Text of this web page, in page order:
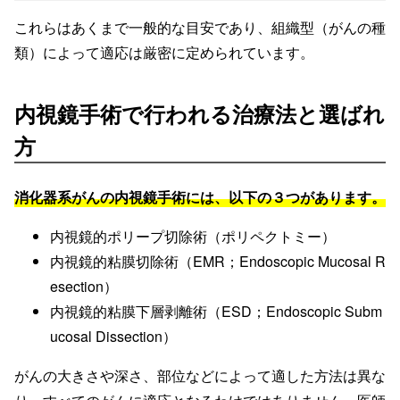
これらはあくまで一般的な目安であり、組織型（がんの種
類）によって適応は厳密に定められています。
内視鏡手術で行われる治療法と選ばれ
方
消化器系がんの内視鏡手術には、以下の３つがあります。
内視鏡的ポリープ切除術（ポリペクトミー）
内視鏡的粘膜切除術（EMR；Endoscopic Mucosal R
esection）
内視鏡的粘膜下層剥離術（ESD；Endoscopic Subm
ucosal Dissection）
がんの大きさや深さ、部位などによって適した方法は異な